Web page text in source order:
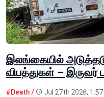
இலங்கையில்
விபத்துகள் – இருவர்
#Death / Jul 27th 2026,